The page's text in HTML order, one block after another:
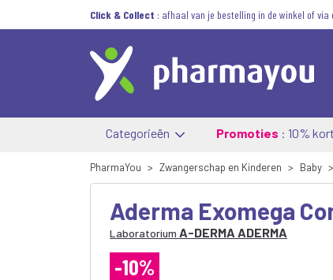
Click & Collect : afhaal van je bestelling in de winkel of via
Categorieën Promoties : 10%
PharmaYou Zwangerschap en Kinderen Baby
Aderma Exomega
Laboratorium A-DERMA ADERMA
-10%